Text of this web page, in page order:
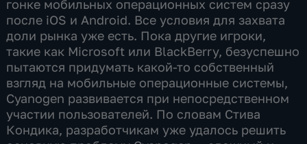
гонке мобильных операционных систем сразу
после iOS и Android. Все условия для захвата
доли рынка уже есть. Пока другие игроки,
такие как Microsoft или BlackBerry, безуспешно
пытаются придумать какой-то собственный
взгляд на мобильные операционные системы,
Cyanogen развивается при непосредственном
участии пользователей. По словам Стива
Кондика, разработчикам уже удалось решить